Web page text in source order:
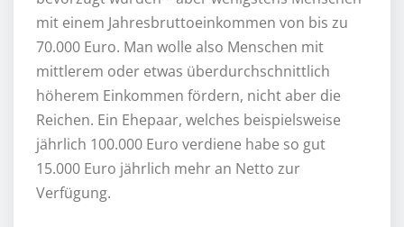
mit einem Jahresbruttoeinkommen von bis zu
70.000 Euro. Man wolle also Menschen mit
mittlerem oder etwas überdurchschnittlich
höherem Einkommen fördern, nicht aber die
Reichen. Ein Ehepaar, welches beispielsweise
jährlich 100.000 Euro verdiene habe so gut
15.000 Euro jährlich mehr an Netto zur
Verfügung.